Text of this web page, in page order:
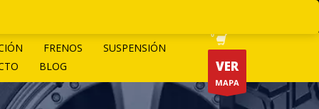
FRENOS
SUSPENSIÓN
BLOG VER
MAPA